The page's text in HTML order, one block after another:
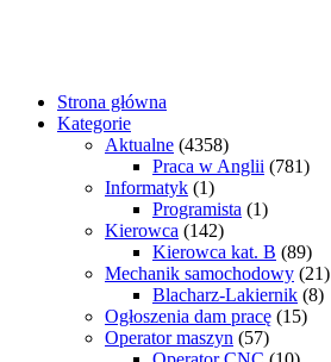
Strona główna
Kategorie
Aktualne (4358)
Praca w Anglii (781)
Informatyk (1)
Programista (1)
Kierowca (142)
Kierowca kat. B (89)
Mechanik samochodowy (21)
Blacharz-Lakiernik (8)
Ogłoszenia dam pracę (15)
Operator maszyn (57)